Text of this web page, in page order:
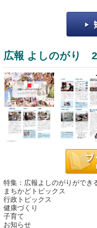
広報 よしのがり
特集：広報よしのがりができ
まちかどトピックス
行政トピックス
健康づくり
子育て
お知らせ
運営：福博印刷
saga ebooksとは
よくある質問
サイトマップ
お問い合わせ